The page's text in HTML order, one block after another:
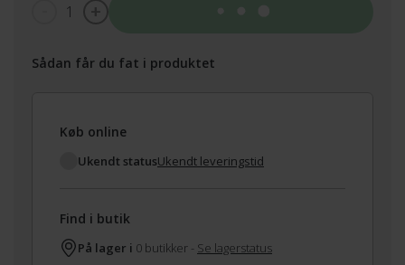
1
Sådan får du fat i produktet
Køb online
Ukendt statusUkendt leveringstid
Find i butik
På lager i 0 butikker - Se lagerstatus